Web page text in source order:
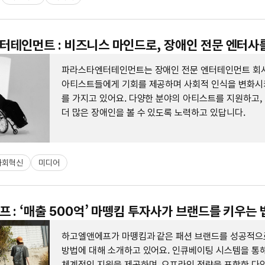
테인먼트 : 비즈니스 마인드로, 장애인 전문 엔터사
파라스타엔터테인먼트는 장애인 전문 엔터테인먼트 회
아티스트들에게 기회를 제공하며 사회적 인식을 변화
를 가지고 있어요. 다양한 분야의 아티스트를 지원하고,
더 많은 장애인을 볼 수 있도록 노력하고 있답니다.
회혁신 미디어
: ‘매출 500억’ 마뗑킴 투자사가 브랜드를 키우는
하고엘앤에프가 마뗑킴과 같은 패션 브랜드를 성공적
방법에 대해 소개하고 있어요. 인큐베이팅 시스템을 통